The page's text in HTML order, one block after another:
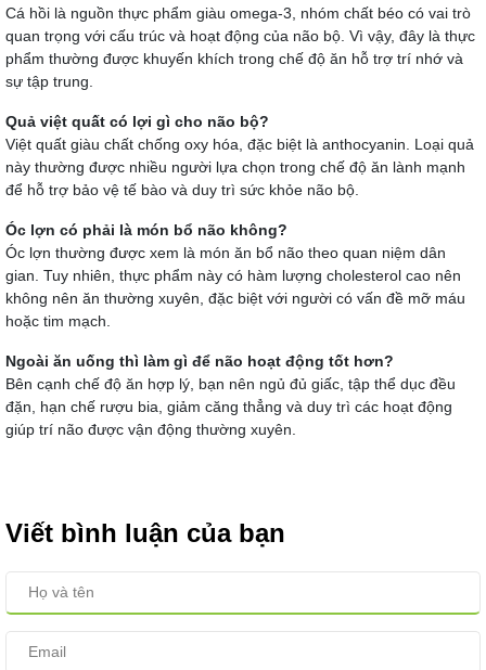
Cá hồi là nguồn thực phẩm giàu omega-3, nhóm chất béo có vai trò
quan trọng với cấu trúc và hoạt động của não bộ. Vì vậy, đây là thực
phẩm thường được khuyến khích trong chế độ ăn hỗ trợ trí nhớ và
sự tập trung.
Quả việt quất có lợi gì cho não bộ?
Việt quất giàu chất chống oxy hóa, đặc biệt là anthocyanin. Loại quả
này thường được nhiều người lựa chọn trong chế độ ăn lành mạnh
để hỗ trợ bảo vệ tế bào và duy trì sức khỏe não bộ.
Óc lợn có phải là món bổ não không?
Óc lợn thường được xem là món ăn bổ não theo quan niệm dân
gian. Tuy nhiên, thực phẩm này có hàm lượng cholesterol cao nên
không nên ăn thường xuyên, đặc biệt với người có vấn đề mỡ máu
hoặc tim mạch.
Ngoài ăn uống thì làm gì để não hoạt động tốt hơn?
Bên cạnh chế độ ăn hợp lý, bạn nên ngủ đủ giấc, tập thể dục đều
đặn, hạn chế rượu bia, giảm căng thẳng và duy trì các hoạt động
giúp trí não được vận động thường xuyên.
Viết bình luận của bạn